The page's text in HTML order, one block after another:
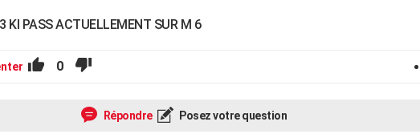
KI PASS ACTUELLEMENT SUR M 6
0
Répondre Posez votre question